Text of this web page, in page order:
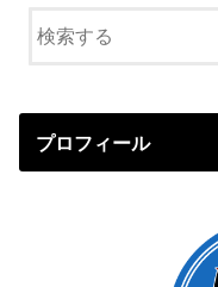
プロフィール